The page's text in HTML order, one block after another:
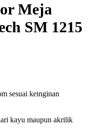
Meja
SM 1215
sesuai keinginan
kayu maupun akrilik